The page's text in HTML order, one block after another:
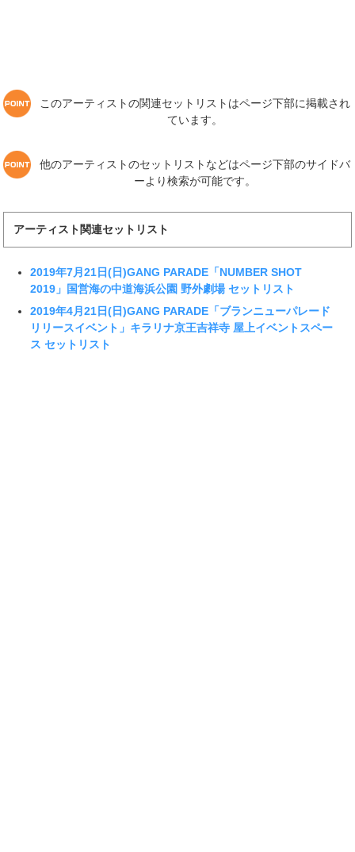
このアーティストの関連セットリストはページ下部に掲載され
ています。
他のアーティストのセットリストなどはページ下部のサイドバ
ーより検索が可能です。
アーティスト関連セットリスト
2019年7月21日(日)GANG PARADE「NUMBER SHOT
2019」国営海の中道海浜公園 野外劇場 セットリスト
2019年4月21日(日)GANG PARADE「ブランニューパレード
リリースイベント」キラリナ京王吉祥寺 屋上イベントスペー
ス セットリスト